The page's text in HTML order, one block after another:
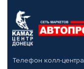
Телефон колл-центра